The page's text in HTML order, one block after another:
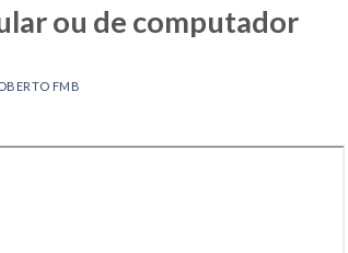
ou de computador
FMB